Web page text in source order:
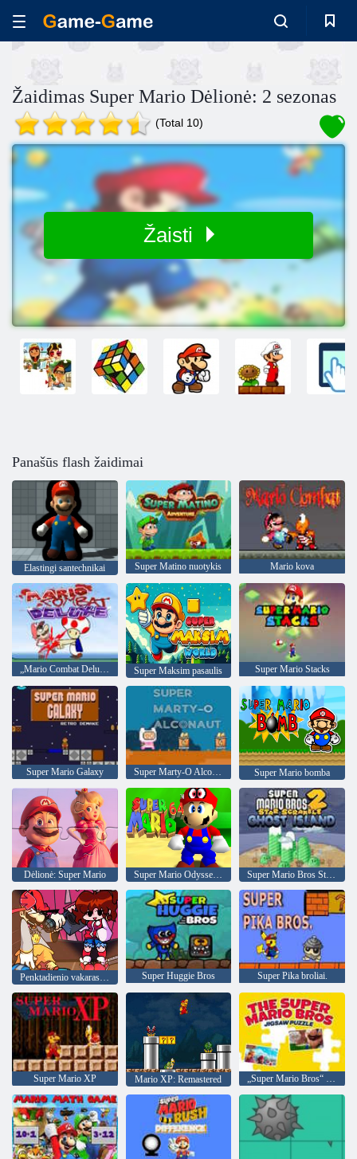
Žaidimas Super Mario Dėlionė: 2 sezonas
(Total 10)
Žaisti
Panašūs flash žaidimai
Elastingi santechnikai Super Matino nuotykis Mario kova
„Mario Combat Deluxe“ Super Maksim pasaulis Super Mario Stacks
Super Mario Galaxy Super Marty-O Alconaut Super Mario bomba
Dėlionė: Super Mario Super Mario Odyssey 64 Super Mario Bros Star Scramble 2 Vaiduoklių sala
Super Huggie Bros Super Pika broliai.
Super Mario XP Mario XP: Remastered „Super Mario Bros“ dėlionė